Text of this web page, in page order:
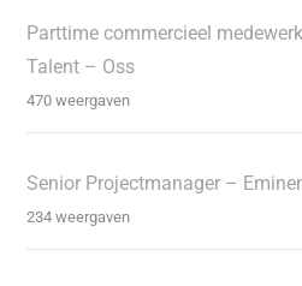
Parttime commercieel
Talent – Oss
470 weergaven
Senior Projectmanager –
234 weergaven